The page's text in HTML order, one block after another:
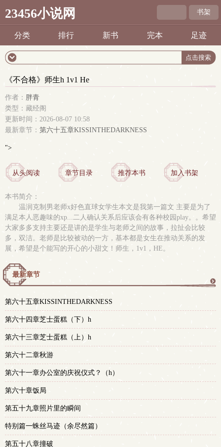
23456小说网 书架
分类 排行 新书 完本 足迹
《不合格》师生h 1v1 He
作者： 胖青
类型：藏经阁
更新时间：2026-08-07 10:58
最新章节： 第六十五章KISSINTHEDARKNESS
">
从头阅读 章节目录 推荐本书 加入书架
本书简介：
温润克制男老师x好色直球女学生本文是我第一篇文 主要是为了
满足本人恶趣味的xp...二人确认关系后应该会有各种校园play。。希望
大家多多支持主要还是讲的是学生与老师之间的故事，拉扯会比较
多，双洁。老师是比较被动的一方，基本都是女生在推动关系的发
展，希望是个能写的开心的小甜文！师生，1v1，HE。
最新章节
第六十五章KISSINTHEDARKNESS
第六十四章芝士蛋糕（下）h
第六十三章芝士蛋糕（上）h
第六十二章秋游
第六十一章办公室的庆祝仪式？（h）
第六十章饭局
第五十九章照片里的瞬间
特别篇一蛛丝马迹（余尽然篇）
第五十八章撞破